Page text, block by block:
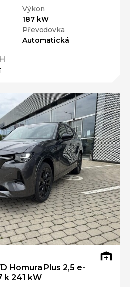
Výkon
187 kW
Převodovka
Automatická
Homura Plus 2,5 e-
k 241 kW